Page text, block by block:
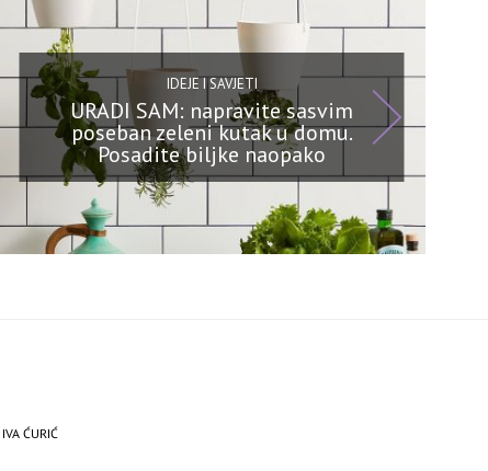
IDEJE I SAVJETI
URADI SAM: napravite sasvim
poseban zeleni kutak u domu.
Posadite biljke naopako
IVA ĆURIĆ